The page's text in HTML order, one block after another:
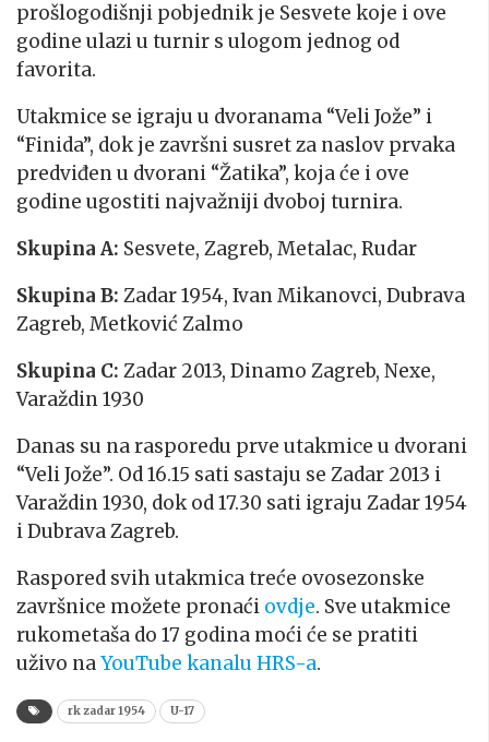
prošlogodišnji pobjednik je Sesvete koje i ove
godine ulazi u turnir s ulogom jednog od
favorita.
Utakmice se igraju u dvoranama “Veli Jože” i
“Finida”, dok je završni susret za naslov prvaka
predviđen u dvorani “Žatika”, koja će i ove
godine ugostiti najvažniji dvoboj turnira.
Skupina A: Sesvete, Zagreb, Metalac, Rudar
Skupina B: Zadar 1954, Ivan Mikanovci, Dubrava
Zagreb, Metković Zalmo
Skupina C: Zadar 2013, Dinamo Zagreb, Nexe,
Varaždin 1930
Danas su na rasporedu prve utakmice u dvorani
“Veli Jože”. Od 16.15 sati sastaju se Zadar 2013 i
Varaždin 1930, dok od 17.30 sati igraju Zadar 1954
i Dubrava Zagreb.
Raspored svih utakmica treće ovosezonske
završnice možete pronaći ovdje. Sve utakmice
rukometaša do 17 godina moći će se pratiti
uživo naYouTube kanalu HRS-a.
rk zadar 1954 U-17